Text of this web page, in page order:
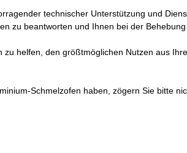
technischer Unterstützung und
zu beantworten und Ihnen bei der
helfen, den größtmöglichen Nutzen aus
Schmelzofen haben, zögern Sie bitte